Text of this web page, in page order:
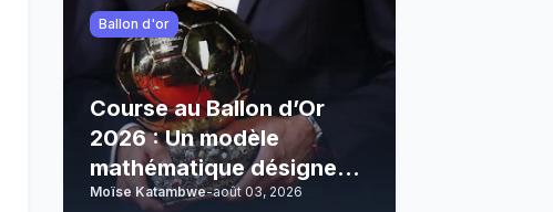
Ballon d'or
Course au Ballon d’Or
2026 : Un modèle
mathématique désigne
son grand favori !
Moïse Katambwe-août 03, 2026